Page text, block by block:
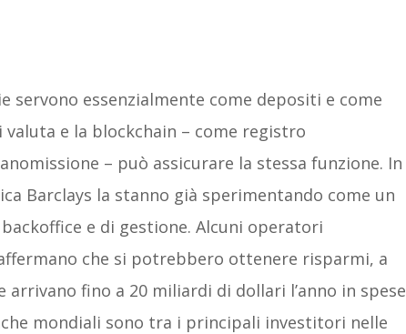
servono essenzialmente come depositi e come
e la blockchain – come registro
– può assicurare la stessa funzione. In
Barclays la stanno già sperimentando come un
e di gestione. Alcuni operatori
che si potrebbero ottenere risparmi, a
fino a 20 miliardi di dollari l’anno in spese
mondiali sono tra i principali investitori nelle